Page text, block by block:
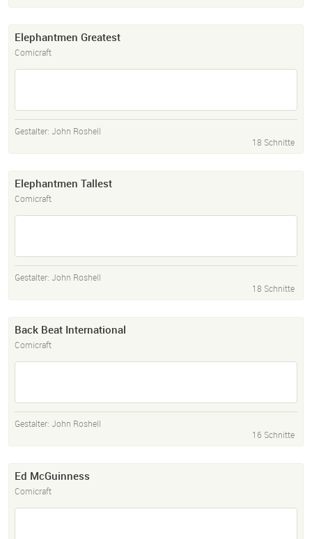
Elephantmen Greatest
Comicraft
Gestalter: John Roshell
18 Schnitte
Elephantmen Tallest
Comicraft
Gestalter: John Roshell
18 Schnitte
Back Beat International
Comicraft
Gestalter: John Roshell
16 Schnitte
Ed McGuinness
Comicraft